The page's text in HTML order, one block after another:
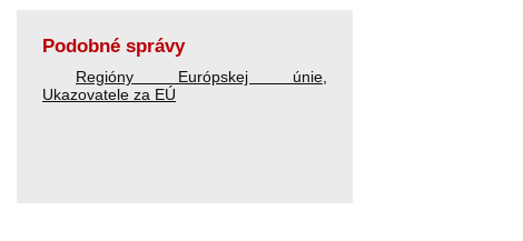
Podobné správy
Regióny Európskej únie,
Ukazovatele za EÚ